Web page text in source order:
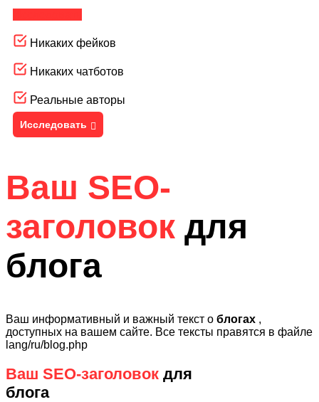
Никаких фейков
Никаких чатботов
Реальные авторы
Исследовать
Ваш SEO-
заголовок для
блога
Ваш информативный и важный текст о блогах ,
доступных на вашем сайте. Все тексты правятся в файле
lang/ru/blog.php
Ваш SEO-заголовок для
блога